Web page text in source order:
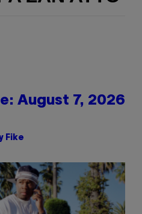
August 7, 2026
Fike